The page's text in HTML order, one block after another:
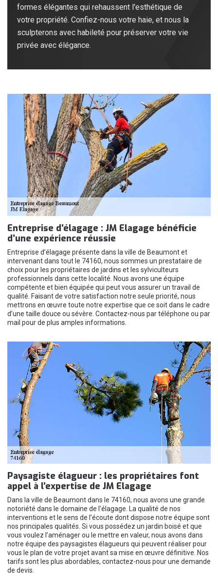
formes élégantes qui rehaussent l'esthétique de
votre propriété. Confiez-nous votre haie, et nous la
sculpterons avec habileté pour préserver votre vie
privée avec élégance.
Entreprise d’élagage : JM Elagage bénéficie
d’une expérience réussie
Entreprise d’élagage présente dans la ville de Beaumont et
intervenant dans tout le 74160, nous sommes un prestataire de
choix pour les propriétaires de jardins et les sylviculteurs
professionnels dans cette localité. Nous avons une équipe
compétente et bien équipée qui peut vous assurer un travail de
qualité. Faisant de votre satisfaction notre seule priorité, nous
mettrons en œuvre toute notre expertise que ce soit dans le cadre
d’une taille douce ou sévère. Contactez-nous par téléphone ou par
mail pour de plus amples informations.
Paysagiste élagueur : les propriétaires font
appel à l’expertise de JM Elagage
Dans la ville de Beaumont dans le 74160, nous avons une grande
notoriété dans le domaine de l’élagage. La qualité de nos
interventions et le sens de l’écoute dont dispose notre équipe sont
nos principales qualités. Si vous possédez un jardin boisé et que
vous voulez l’aménager ou le mettre en valeur, nous avons dans
notre équipe des paysagistes élagueurs qui peuvent réaliser pour
vous le plan de votre projet avant sa mise en œuvre définitive. Nos
tarifs sont les plus abordables, contactez-nous pour une demande
de devis.